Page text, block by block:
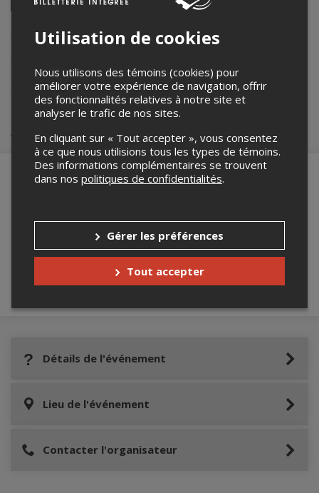
courriel
Lepointdevente.com agit à titre de mandataire pour
des fauves dans le cadre de l’affichage en ligne et la vente de billets
Pour plus d’information à propos de cet événement, veuillez
contacter l’organisateur de l’événement, La Charpente des fauves
info@charpentedesfauves.com.
Achat de billets
robot ci-bas.
Détails de l'événement
Lieu de l'événement
Contacter l'organisateur
Utilisation de cookies
Nous utilisons des témoins (cookies) pour
améliorer votre expérience de navigation, offrir
des fonctionnalités relatives à notre site et
analyser le trafic de nos sites.
En cliquant sur « Tout accepter », vous consentez
à ce que nous utilisions tous les types de témoins.
Des informations complémentaires se trouvent
dans nos politiques de confidentialités.
Gérer les préférences
Tout accepter